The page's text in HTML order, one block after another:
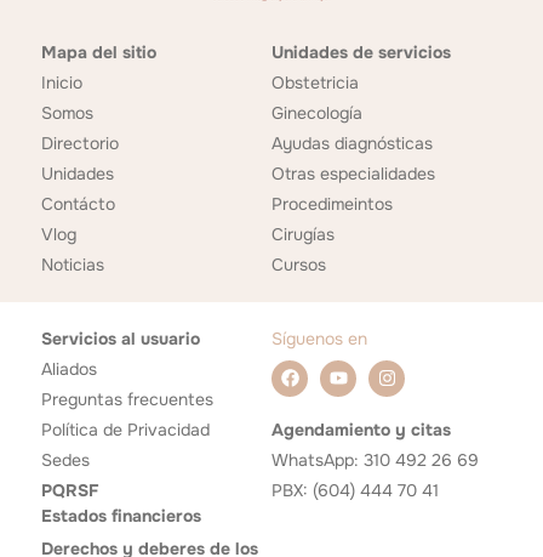
Mapa del sitio
Inicio
Somos
Directorio
Unidades
Contácto
Vlog
Noticias
Unidades de servicios
Obstetricia
Ginecología
Ayudas diagnósticas
Otras especialidades
Procedimeintos
Cirugías
Cursos
Servicios al usuario
Aliados
Preguntas frecuentes
Política de Privacidad
Sedes
PQRSF
Estados financieros
Derechos y deberes de los
Síguenos en
Agendamiento y citas
WhatsApp: 310 492 26 69
PBX: (604) 444 70 41